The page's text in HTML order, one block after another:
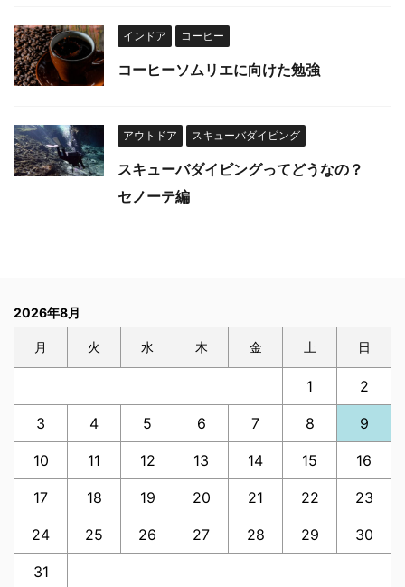
インドア コーヒー
コーヒーソムリエに向けた勉強
アウトドア スキューバダイビング
スキューバダイビングってどうなの？
セノーテ編
2026年8月
月 火 水 木 金 土 日
1 2
3 4 5 6 7 8 9
10 11 12 13 14 15 16
17 18 19 20 21 22 23
24 25 26 27 28 29 30
31